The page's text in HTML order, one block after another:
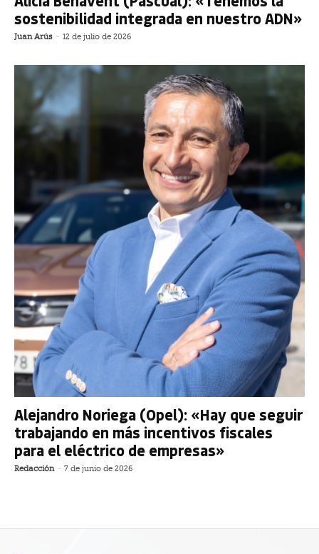
sostenibilidad integrada en nuestro ADN»
Juan Arús - 12 de julio de 2026
Alejandro Noriega (Opel): «Hay que seguir
trabajando en más incentivos fiscales
para el eléctrico de empresas»
Redacción - 7 de junio de 2026